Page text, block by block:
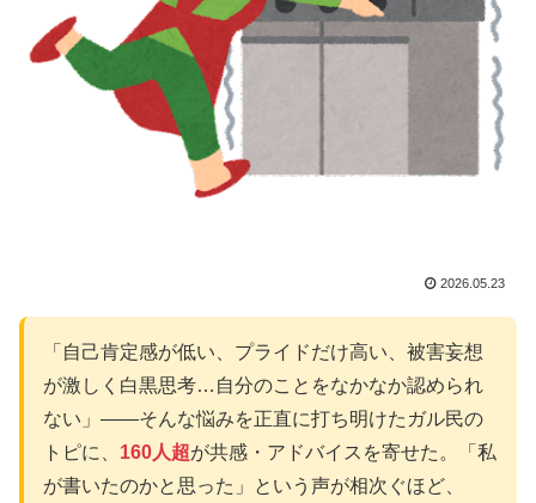
2026.05.23
「自己肯定感が低い、プライドだけ高い、被害妄想
が激しく白黒思考…自分のことをなかなか認められ
ない」——そんな悩みを正直に打ち明けたガル民の
トピに、 160人超が共感・アドバイスを寄せた。「私
が書いたのかと思った」という声が相次ぐほど、